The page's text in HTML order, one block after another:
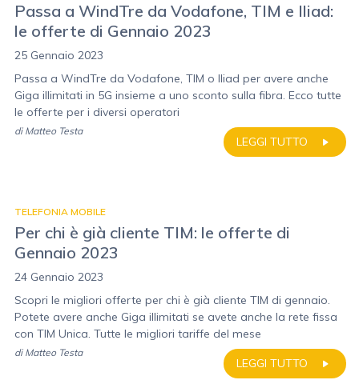
Passa a WindTre da Vodafone, TIM e Iliad:
le offerte di Gennaio 2023
25 Gennaio 2023
Passa a WindTre da Vodafone, TIM o Iliad per avere anche
Giga illimitati in 5G insieme a uno sconto sulla fibra. Ecco tutte
le offerte per i diversi operatori
LEGGI TUTTO
di Matteo Testa
TELEFONIA MOBILE
Per chi è già cliente TIM: le offerte di
Gennaio 2023
24 Gennaio 2023
Scopri le migliori offerte per chi è già cliente TIM di gennaio.
Potete avere anche Giga illimitati se avete anche la rete fissa
con TIM Unica. Tutte le migliori tariffe del mese
LEGGI TUTTO
di Matteo Testa